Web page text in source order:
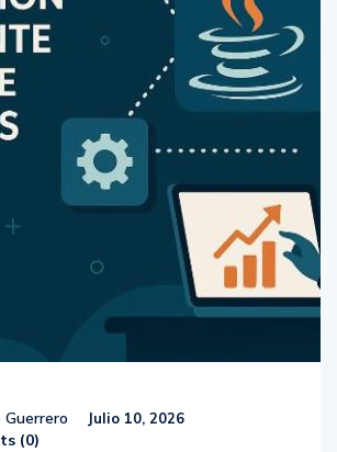
Guerrero Julio 10, 2026
(0)